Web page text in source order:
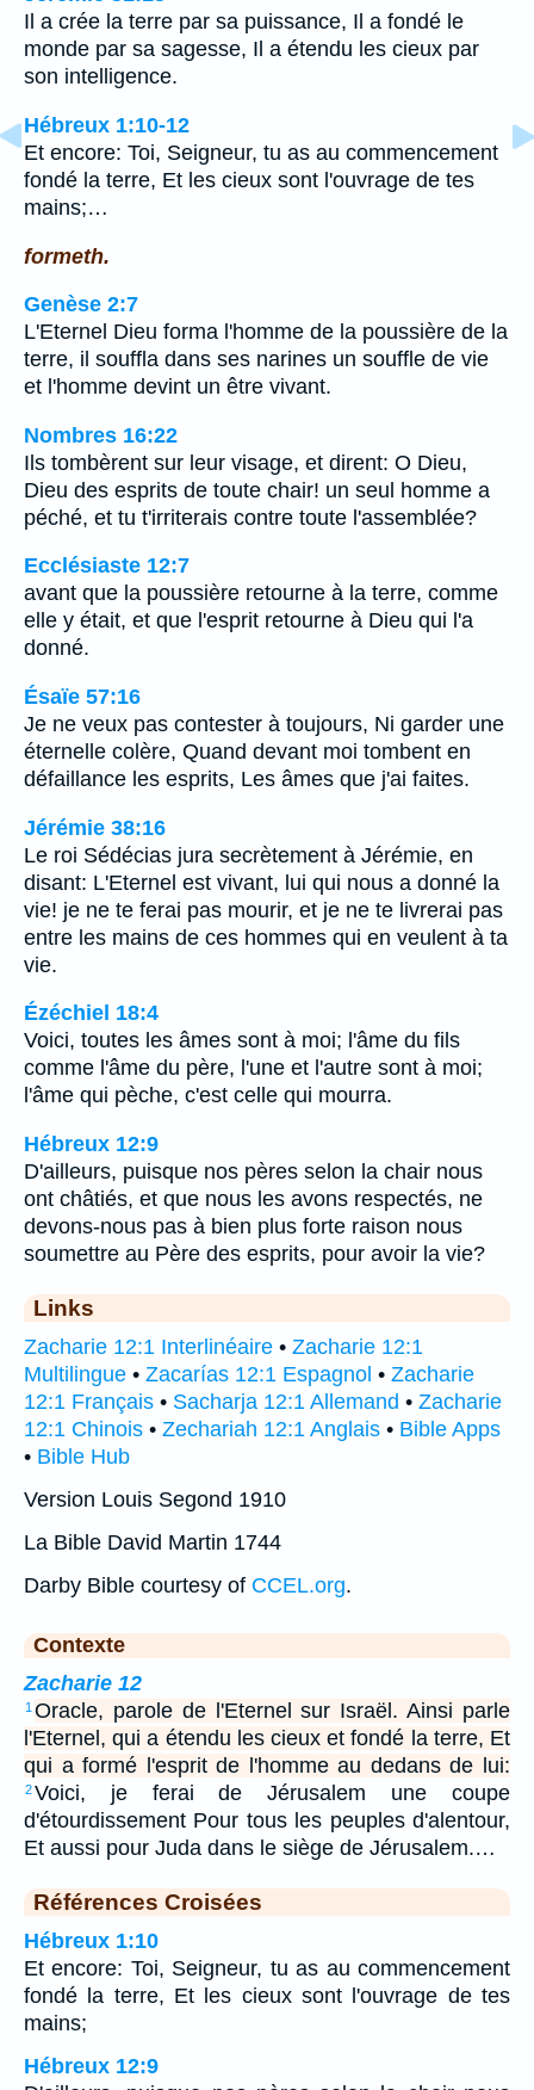
Il a crée la terre par sa puissance, Il a fondé le
monde par sa sagesse, Il a étendu les cieux par
son intelligence.
Hébreux 1:10-12
Et encore: Toi, Seigneur, tu as au commencement
fondé la terre, Et les cieux sont l'ouvrage de tes
mains;…
formeth.
Genèse 2:7
L'Eternel Dieu forma l'homme de la poussière de la
terre, il souffla dans ses narines un souffle de vie
et l'homme devint un être vivant.
Nombres 16:22
Ils tombèrent sur leur visage, et dirent: O Dieu,
Dieu des esprits de toute chair! un seul homme a
péché, et tu t'irriterais contre toute l'assemblée?
Ecclésiaste 12:7
avant que la poussière retourne à la terre, comme
elle y était, et que l'esprit retourne à Dieu qui l'a
donné.
Ésaïe 57:16
Je ne veux pas contester à toujours, Ni garder une
éternelle colère, Quand devant moi tombent en
défaillance les esprits, Les âmes que j'ai faites.
Jérémie 38:16
Le roi Sédécias jura secrètement à Jérémie, en
disant: L'Eternel est vivant, lui qui nous a donné la
vie! je ne te ferai pas mourir, et je ne te livrerai pas
entre les mains de ces hommes qui en veulent à ta
vie.
Ézéchiel 18:4
Voici, toutes les âmes sont à moi; l'âme du fils
comme l'âme du père, l'une et l'autre sont à moi;
l'âme qui pèche, c'est celle qui mourra.
Hébreux 12:9
D'ailleurs, puisque nos pères selon la chair nous
ont châtiés, et que nous les avons respectés, ne
devons-nous pas à bien plus forte raison nous
soumettre au Père des esprits, pour avoir la vie?
Links
Zacharie 12:1 Interlinéaire • Zacharie 12:1
Multilingue • Zacarías 12:1 Espagnol • Zacharie
12:1 Français • Sacharja 12:1 Allemand • Zacharie
12:1 Chinois • Zechariah 12:1 Anglais • Bible Apps
• Bible Hub
Version Louis Segond 1910
La Bible David Martin 1744
Darby Bible courtesy of CCEL.org.
Contexte
Zacharie 12
1 Oracle, parole de l'Eternel sur Israël. Ainsi parle
l'Eternel, qui a étendu les cieux et fondé la terre, Et
qui a formé l'esprit de l'homme au dedans de lui:
2Voici, je ferai de Jérusalem une coupe
d'étourdissement Pour tous les peuples d'alentour,
Et aussi pour Juda dans le siège de Jérusalem.…
Références Croisées
Hébreux 1:10
Et encore: Toi, Seigneur, tu as au commencement
fondé la terre, Et les cieux sont l'ouvrage de tes
mains;
Hébreux 12:9